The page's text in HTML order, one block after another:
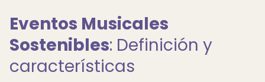
Eventos Musicales
Sostenibles: Definición y
características